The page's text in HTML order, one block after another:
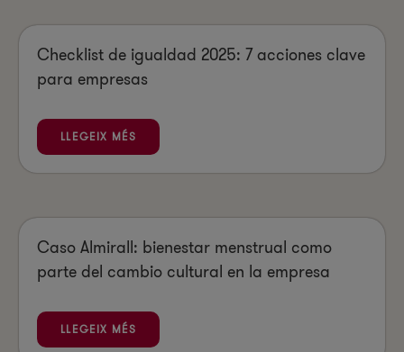
Checklist de igualdad 2025: 7 acciones clave
para empresas
LLEGEIX MÉS
Caso Almirall: bienestar menstrual como
parte del cambio cultural en la empresa
LLEGEIX MÉS